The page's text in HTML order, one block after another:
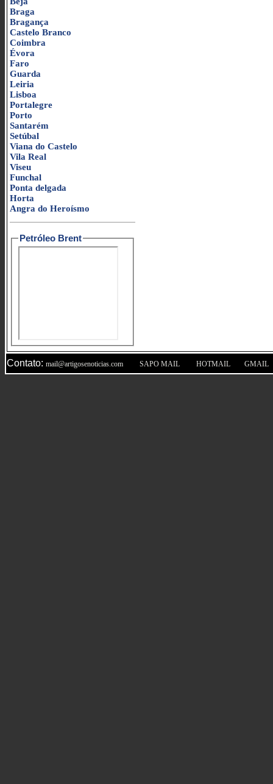
Braga
Bragança
Castelo Branco
Coimbra
Évora
Faro
Guarda
Leiria
Lisboa
Portalegre
Porto
Santarém
Setúbal
Viana do Castelo
Vila Real
Viseu
Funchal
Ponta delgada
Horta
Angra do Heroísmo
Petróleo Brent
Contato: mail@artigosenoticias.com SAPO MAIL HOTMAIL GMAIL